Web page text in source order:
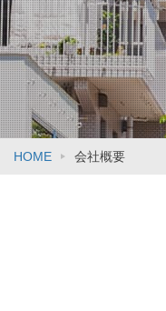
HOME 会社概要